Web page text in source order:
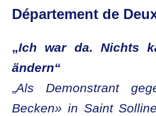
Département de
„Ich war da. Nichts
ändern“
„Als Demonstrant
Becken» in Saint